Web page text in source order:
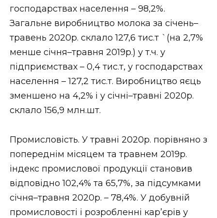
господарствах населення – 98,2%.
Загальне виробництво молока за січень–
травень 2020р. склало 127,6 тис.т `(на 2,7%
менше січня–травня 2019р.) у т.ч. у
підприємствах – 0,4 тис.т, у господарствах
населення – 127,2 тис.т. Виробництво яєць
зменшено на 4,2% і у січні–травні 2020р.
склало 156,9 млн.шт.
Промисловість. У травні 2020р. порівняно з
попереднім місяцем та травнем 2019р.
індекс промислової продукції становив
відповідно 102,4% та 65,7%, за підсумками
січня–травня 2020р. – 78,4%. У добувній
промисловості і розробленні кар’єрів у